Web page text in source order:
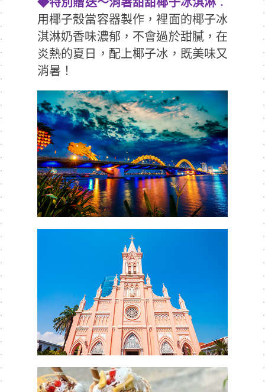
用椰子殼當容器製作，裡面的椰子冰
淇淋奶香味濃郁，不會過於甜膩，在
炎熱的夏日，配上椰子冰，既美味又
消暑！